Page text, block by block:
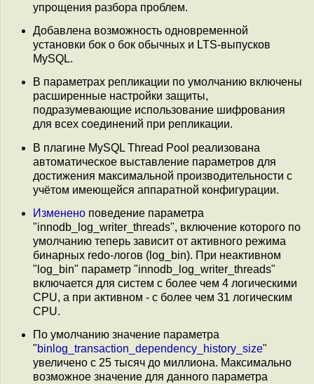
упрощения разбора проблем.
Добавлена возможность одновременной
установки бок о бок обычных и LTS-выпусков
MySQL.
В параметрах репликации по умолчанию включены
расширенные настройки защиты,
подразумевающие использование шифрования
для всех соединений при репликации.
В плагине MySQL Thread Pool реализована
автоматическое выставление параметров для
достижения максимальной производительности с
учётом имеющейся аппаратной конфигурации.
Изменено поведение параметра
"innodb_log_writer_threads", включение которого по
умолчанию теперь зависит от активного режима
бинарных redo-логов (log_bin). При неактивном
"log_bin" параметр "innodb_log_writer_threads"
включается для систем с более чем 4 логическими
CPU, а при активном - с более чем 31 логическим
CPU.
По умолчанию значение параметра
"binlog_transaction_dependency_history_size"
увеличено с 25 тысяч до миллиона. Максимально
возможное значение для данного параметра